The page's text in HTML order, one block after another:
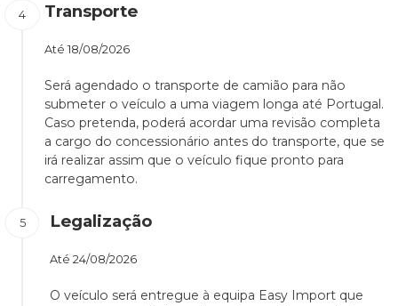
Transporte
Até 18/08/2026
Será agendado o transporte de camião para não
submeter o veículo a uma viagem longa até Portugal.
Caso pretenda, poderá acordar uma revisão completa
a cargo do concessionário antes do transporte, que se
irá realizar assim que o veículo fique pronto para
carregamento.
Legalização
Até 24/08/2026
O veículo será entregue à equipa Easy Import que